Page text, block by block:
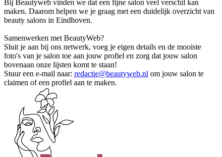
Bij Beautyweb vinden we dat een fijne salon veel verschil kan
maken. Daarom helpen we je graag met een duidelijk overzicht van
beauty salons in Eindhoven.
Samenwerken met BeautyWeb?
Sluit je aan bij ons netwerk, voeg je eigen details en de mooiste
foto's van je salon toe aan jouw profiel en zorg dat jouw salon
bovenaan onze lijsten komt te staan!
Stuur een e-mail naar: redactie@beautyweb.nl om jouw salon te
claimen of een profiel aan te maken.